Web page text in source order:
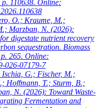
110638. Online:
O.; Kraume, M.;
Marzban, N. (2026):
digestate nutrient recovery
sequestration. Biomass
265. Online:
026-07179-7
Ischia, G.; Fischer, M.;
Hoffmann, T.; Sturm, B.;
N. (2026): Toward Waste-
Fermentation and